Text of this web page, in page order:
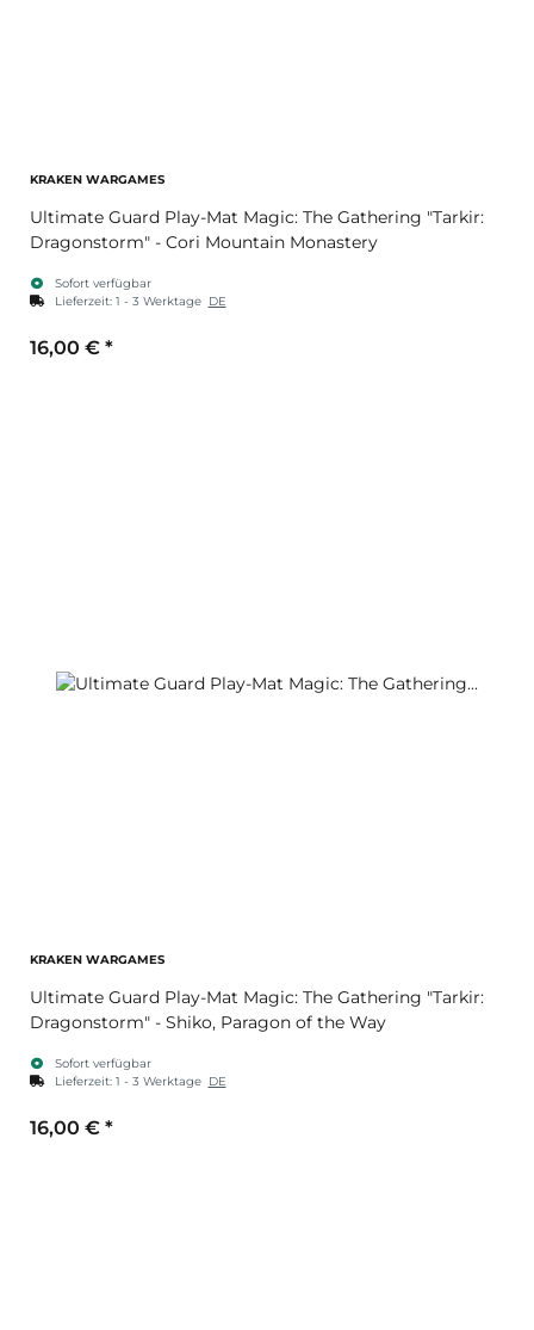
KRAKEN WARGAMES
Ultimate Guard Play-Mat Magic: The Gathering "Tarkir:
Dragonstorm" - Cori Mountain Monastery
Sofort verfügbar
Lieferzeit: 1 - 3 Werktage DE
16,00 € *
KRAKEN WARGAMES
Ultimate Guard Play-Mat Magic: The Gathering "Tarkir:
Dragonstorm" - Shiko, Paragon of the Way
Sofort verfügbar
Lieferzeit: 1 - 3 Werktage DE
16,00 € *